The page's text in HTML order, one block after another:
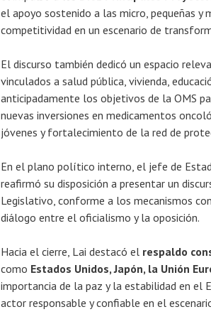
el apoyo sostenido a las micro, pequeñas y
competitividad en un escenario de
El discurso también dedicó un espacio
vinculados a salud pública, vivienda,
anticipadamente los objetivos de la OMS
nuevas inversiones en medicamentos
jóvenes y fortalecimiento de la red de
En el plano político interno, el jefe de
reafirmó su disposición a presentar un
Legislativo, conforme a los mecanismos
diálogo entre el oficialismo y la oposición.
Hacia el cierre, Lai destacó el respaldo
como Estados Unidos, Japón, la Unión
importancia de la paz y la estabilidad en el
actor responsable y confiable en el